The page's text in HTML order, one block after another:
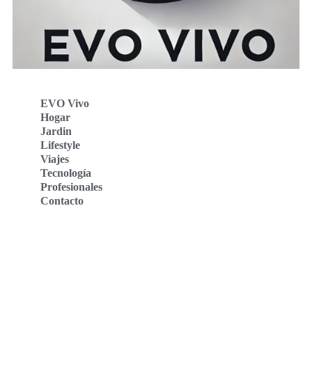
EVO Vivo
Hogar
Jardin
Lifestyle
Viajes
Tecnología
Profesionales
Contacto